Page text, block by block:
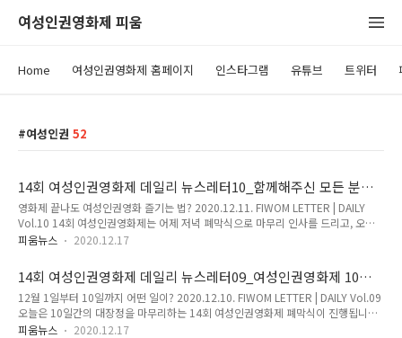
여성인권영화제 피움
Home 여성인권영화제 홈페이지 인스타그램 유튜브 트위터
여성인권 52
14회 여성인권영화제 데일리 뉴스레터10_함께해주신 모든 분들
께 감사드립니다!
영화제 끝나도 여성인권영화 즐기는 법? 2020.12.11. FIWOM LETTER | DAILY
Vol.10 14회 여성인권영화제는 어제 저녁 폐막식으로 마무리 인사를 드리고, 오늘
마지막 뉴스레터로 찾아왔습니다! 😥 길다고 느꼈던 10일의 시간이었는데 이렇게
게 힘을 얻었습니다. 함께해주신 모든 분들과 무엇보다 영화제를 열정적으로 즐겨주
신 관객분들에게 감사 인사를 드립니다. 🙇‍♀️ 끝이 나서 너무 아쉬우시다고요? 오늘 뉴
스레터에서 역대 상영작을 다시 보실 수 있는 방법을 알려드리니 놓치지 마세요:) 14
회 여성인권영화제 폐막식을 여성인권영화제 유튜브 채널에서 다시 볼 수 있어요. 👏
10일간 진행된 영화제를 숫자로 살펴..
피움뉴스 2020.12.17
14회 여성인권영화제 데일리 뉴스레터09_여성인권영화제 10일
간 대장정의 마무리
12월 1일부터 10일까지 어떤 일이? 2020.12.10. FIWOM LETTER | DAILY Vol.09
오늘은 10일간의 대장정을 마무리하는 14회 여성인권영화제 폐막식이 진행됩니다!
저녁 7시에 여성인권영화제 유튜브 생중계로 만나요. 💕 오늘 6시까지 상영하는 영
피움뉴스 2020.12.17